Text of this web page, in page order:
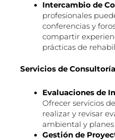
Intercambio de
profesionales
conferencias y
compartir
prácticas de
Servicios de
Evaluaciones de
Ofrecer servicios
realizar y revisar
ambiental y
Gestión de